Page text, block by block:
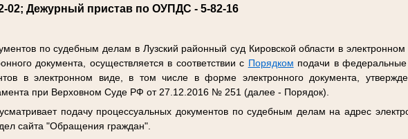
02; Дежурный пристав по ОУПДС - 5-82-16
по судебным делам в Лузский районный суд Кировской области в электронном
документа, осуществляется в соответствии с Порядком подачи в
в электронном виде, в том числе в форме электронного документа,
при Верховном Суде РФ от 27.12.2016 № 251 (далее - Порядок).
подачу процессуальных документов по судебным делам на адрес
сайта "Обращения граждан".